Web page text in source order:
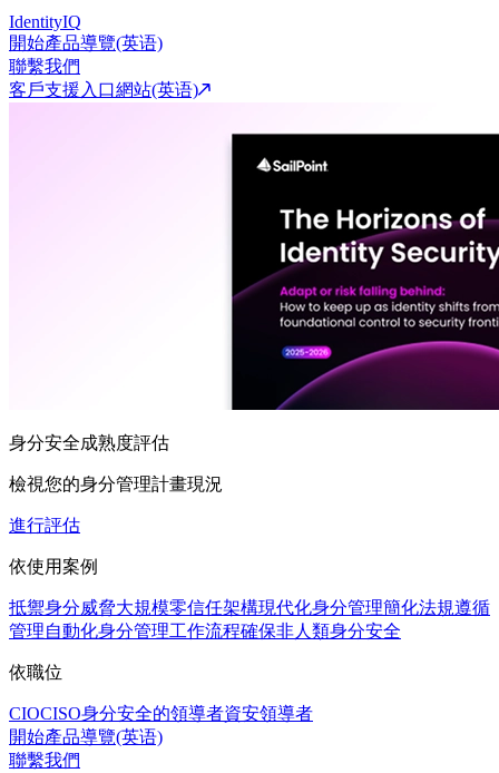
IdentityIQ
開始產品導覽(英语)
聯繫我們
客戶支援入口網站(英语)
身分安全成熟度評估
檢視您的身分管理計畫現況
進行評估
依使用案例
抵禦身分威脅大規模零信任架構現代化身分管理簡化法規遵循
管理自動化身分管理工作流程確保非人類身分安全
依職位
CIOCISO身分安全的領導者資安領導者
開始產品導覽(英语)
聯繫我們